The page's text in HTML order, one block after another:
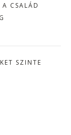
CSALÁD
SZINTE